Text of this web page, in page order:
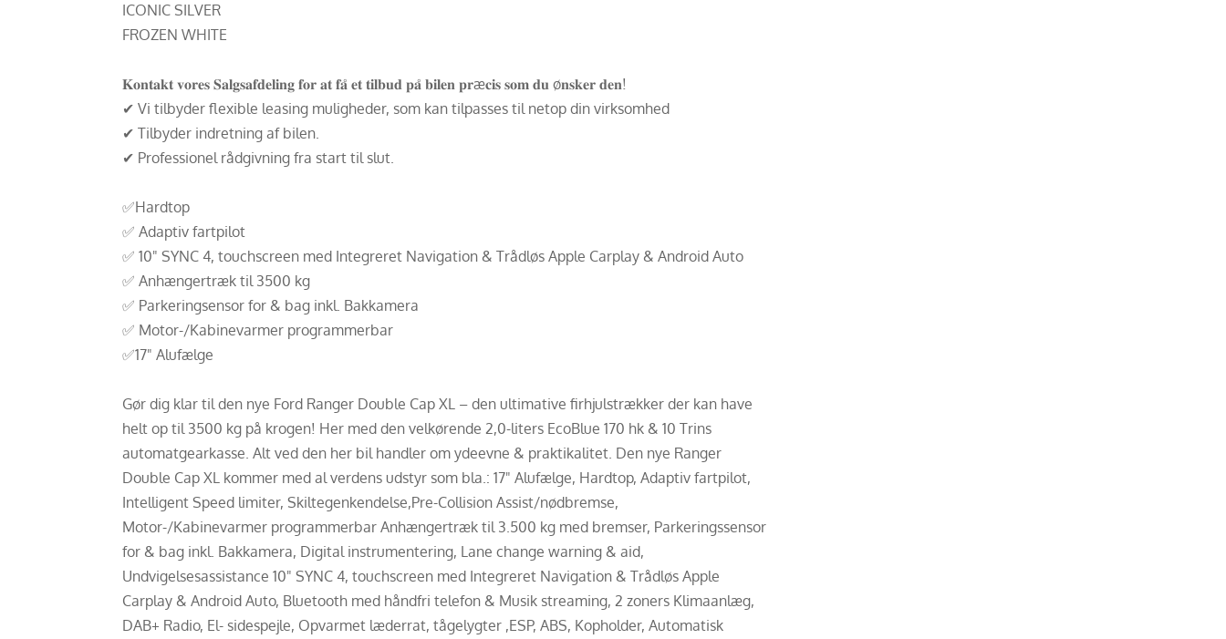
ICONIC SILVER
FROZEN WHITE
𝐊𝐨𝐧𝐭𝐚𝐤𝐭 𝐯𝐨𝐫𝐞𝐬 𝐒𝐚𝐥𝐠𝐬𝐚𝐟𝐝𝐞𝐥𝐢𝐧𝐠 𝐟𝐨𝐫 𝐚𝐭 𝐟𝐚̊ 𝐞𝐭 𝐭𝐢𝐥𝐛𝐮𝐝 𝐩𝐚̊ 𝐛𝐢𝐥𝐞𝐧 𝐩𝐫æ𝐜𝐢𝐬 𝐬𝐨𝐦 𝐝𝐮 ø𝐧𝐬𝐤𝐞𝐫 𝐝𝐞𝐧!
✔ Vi tilbyder flexible leasing muligheder, som kan tilpasses til netop din virksomhed
✔ Tilbyder indretning af bilen.
✔ Professionel rådgivning fra start til slut.
✅Hardtop
✅ Adaptiv fartpilot
✅ 10" SYNC 4, touchscreen med Integreret Navigation & Trådløs Apple Carplay & Android Auto
✅ Anhængertræk til 3500 kg
✅ Parkeringsensor for & bag inkl. Bakkamera
✅ Motor-/Kabinevarmer programmerbar
✅17" Alufælge
Gør dig klar til den nye Ford Ranger Double Cap XL – den ultimative firhjulstrækker der kan have
helt op til 3500 kg på krogen! Her med den velkørende 2,0-liters EcoBlue 170 hk & 10 Trins
automatgearkasse. Alt ved den her bil handler om ydeevne & praktikalitet. Den nye Ranger
Double Cap XL kommer med al verdens udstyr som bla.: 17" Alufælge, Hardtop, Adaptiv fartpilot,
Intelligent Speed limiter, Skiltegenkendelse,Pre-Collision Assist/nødbremse,
Motor-/Kabinevarmer programmerbar Anhængertræk til 3.500 kg med bremser, Parkeringssensor
for & bag inkl. Bakkamera, Digital instrumentering, Lane change warning & aid,
Undvigelsesassistance 10" SYNC 4, touchscreen med Integreret Navigation & Trådløs Apple
Carplay & Android Auto, Bluetooth med håndfri telefon & Musik streaming, 2 zoners Klimaanlæg,
DAB+ Radio, El- sidespejle, Opvarmet læderrat, tågelygter ,ESP, ABS, Kopholder, Automatisk